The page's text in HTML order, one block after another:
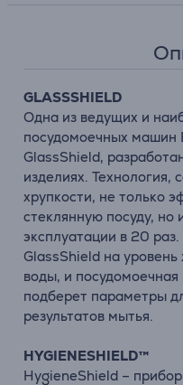
GLASSSHIELD
Одна из ведущих и
посудомоечных машин
GlassShield,
изделиях. Технология,
хрупкости, не только
стеклянную посуду, но
эксплуатации в 20
GlassShield на
воды, и
подберет параметры
результатов мытья.
HYGIENESHIELD™
HygieneShield –